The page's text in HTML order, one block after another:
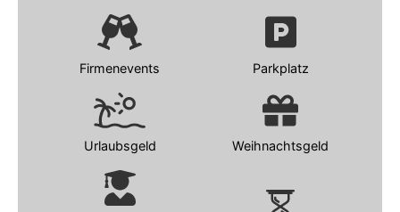
Firmenevents Parkplatz
Urlaubsgeld Weihnachtsgeld